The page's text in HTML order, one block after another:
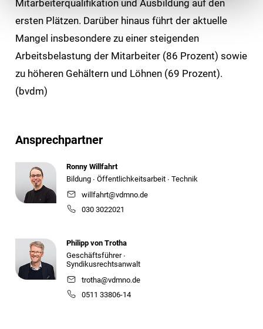
Mitarbeiterqualifikation und Ausbildung auf den
ersten Plätzen. Darüber hinaus führt der aktuelle
Mangel insbesondere zu einer steigenden
Arbeitsbelastung der Mitarbeiter (86 Prozent) sowie
zu höheren Gehältern und Löhnen (69 Prozent).
(bvdm)
Ansprechpartner
Ronny Willfahrt
Bildung ∙ Öffentlichkeitsarbeit ∙ Technik
willfahrt@vdmno.de
030 3022021
Philipp von Trotha
Geschäftsführer ∙
Syndikusrechtsanwalt
trotha@vdmno.de
0511 33806-14